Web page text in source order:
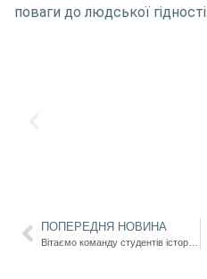
поваги до людської гідності.
ПОПЕРЕДНЯ НОВИНА